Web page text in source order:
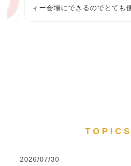
ィー会場にできるのでとても
TOPICS
2026/07/30